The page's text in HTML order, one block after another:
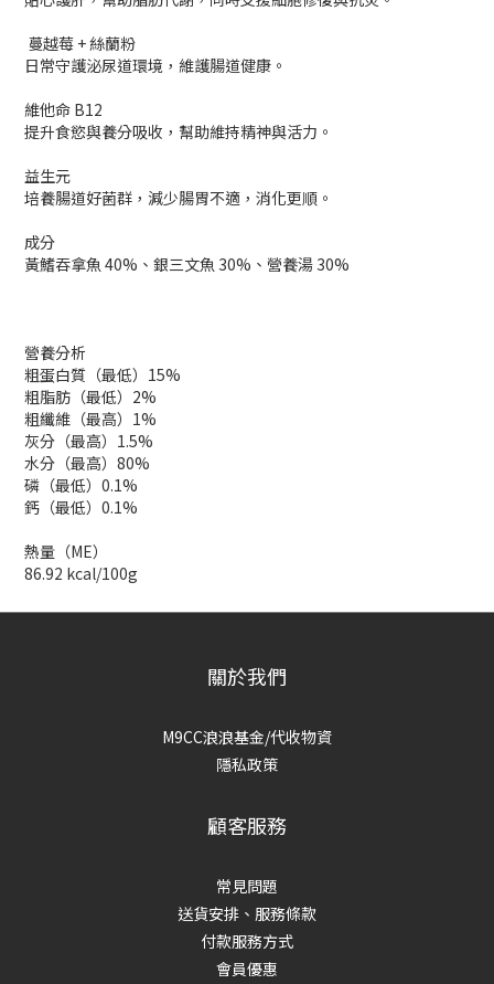
蔓越莓 + 絲蘭粉
日常守護泌尿道環境，維護腸道健康。
維他命 B12
提升食慾與養分吸收，幫助維持精神與活力。
益生元
培養腸道好菌群，減少腸胃不適，消化更順。
成分
黃鰭吞拿魚 40%、銀三文魚 30%、營養湯 30%
營養分析
粗蛋白質（最低）15%
粗脂肪（最低）2%
粗纖維（最高）1%
灰分（最高）1.5%
水分（最高）80%
磷（最低）0.1%
鈣（最低）0.1%
熱量（ME）
86.92 kcal/100g
關於我們
M9CC浪浪基金/代收物資
隱私政策
顧客服務
常見問題
送貨安排、服務條款
付款服務方式
會員優惠